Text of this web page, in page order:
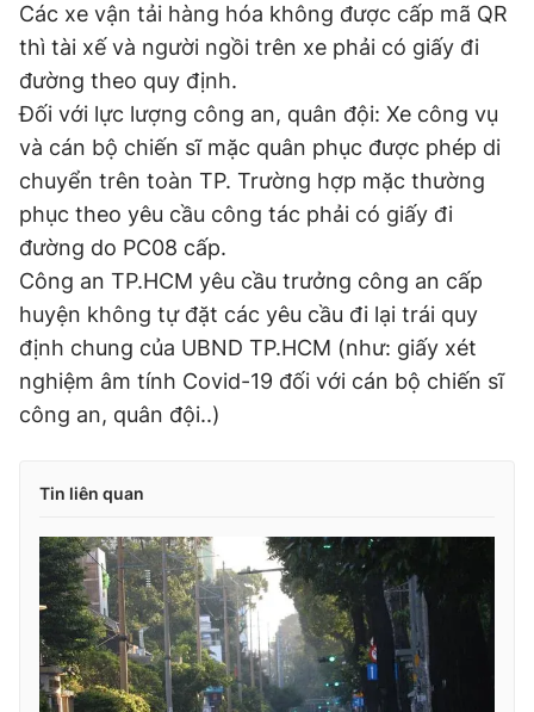
Các xe vận tải hàng hóa không được cấp mã QR
thì tài xế và người ngồi trên xe phải có giấy đi
đường theo quy định.
Đối với lực lượng công an, quân đội: Xe công vụ
và cán bộ chiến sĩ mặc quân phục được phép di
chuyển trên toàn TP. Trường hợp mặc thường
phục theo yêu cầu công tác phải có giấy đi
đường do PC08 cấp.
Công an TP.HCM yêu cầu trưởng công an cấp
huyện không tự đặt các yêu cầu đi lại trái quy
định chung của UBND TP.HCM (như: giấy xét
nghiệm âm tính Covid-19 đối với cán bộ chiến sĩ
công an, quân đội..)
Tin liên quan